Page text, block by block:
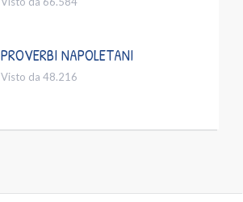
PROVERBI NAPOLETANI
Visto da 48.216